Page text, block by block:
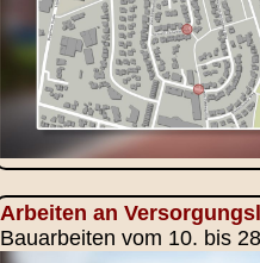
Arbeiten an
Bauarbeiten vom 10. bis